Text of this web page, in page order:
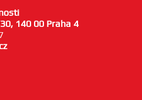
140 00 Praha 4